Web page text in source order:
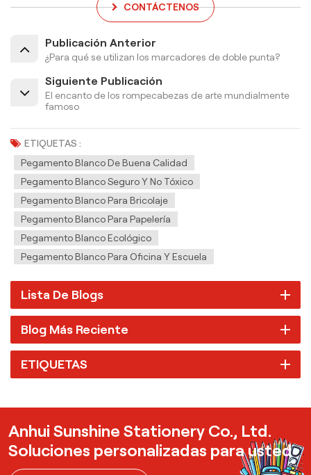
CONTÁCTENOS
Publicación Anterior
¿Para qué se utilizan los marcadores de doble punta?
Siguiente Publicación
El encanto de los rompecabezas de arte mundialmente
famoso
ETIQUETAS :
Pegamento Blanco De Buena Calidad
Pegamento Blanco Seguro Y No Tóxico
Pegamento Blanco Para Bricolaje
Pegamento Blanco Para Papelería
Pegamento Blanco Ecológico
Pegamento Blanco Para Oficina Y Escuela
Lista De Blogs
Blog Más Reciente
ETIQUETAS
Anhui Sunshine Stationery Co., Ltd.
Soluciones personalizadas para usted